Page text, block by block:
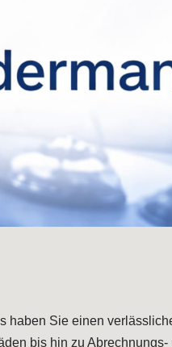
haben Sie einen
bis hin zu